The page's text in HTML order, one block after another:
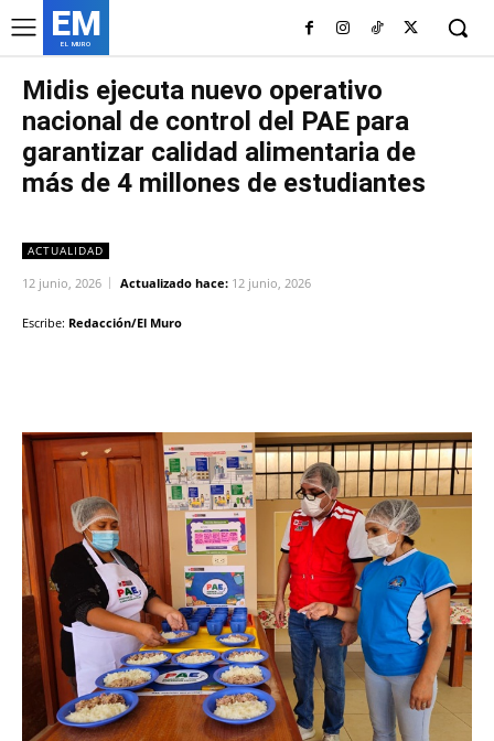
EM
EL MURO
Midis ejecuta nuevo operativo
nacional de control del PAE para
garantizar calidad alimentaria de
más de 4 millones de estudiantes
ACTUALIDAD
12 junio, 2026 Actualizado hace: 12 junio, 2026
Escribe: Redacción/El Muro